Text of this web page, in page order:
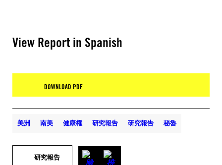
View Report in Spanish
DOWNLOAD PDF
美洲 南美 健康權 研究報告 研究報告 秘魯
研究報告